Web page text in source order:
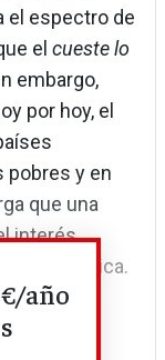
el espectro de
el cueste lo
embargo,
por hoy, el
pobres y en
que una
interés
de África.
ese
año